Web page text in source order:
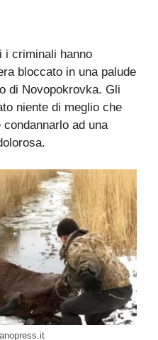
i criminali hanno
bloccato in una palude
di Novopokrovka. Gli
niente di meglio che
condannarlo ad una